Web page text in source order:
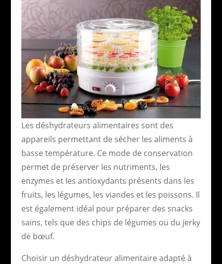
Les déshydrateurs alimentaires sont des
appareils permettant de sécher les aliments à
basse température. Ce mode de conservation
permet de préserver les nutriments, les
enzymes et les antioxydants présents dans les
fruits, les légumes, les viandes et les poissons. Il
est également idéal pour préparer des snacks
sains, tels que des chips de légumes ou du jerky
de bœuf.
Choisir un déshydrateur alimentaire adapté à